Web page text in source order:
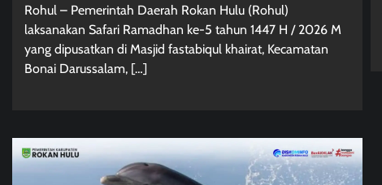
Rohul – Pemerintah Daerah Rokan Hulu (Rohul)
laksanakan Safari Ramadhan ke-5 tahun 1447 H / 2026 M
yang dipusatkan di Masjid fastabiqul khairat, Kecamatan
Bonai Darussalam, […]